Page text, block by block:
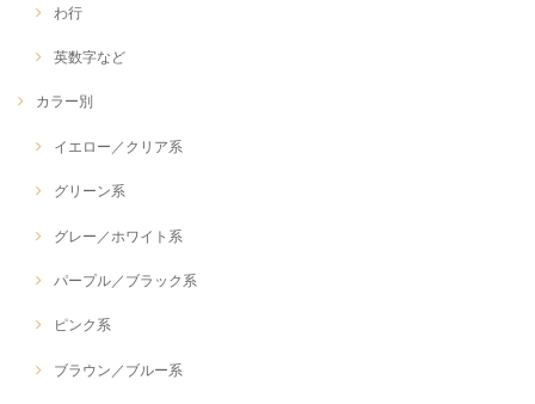
わ行
英数字など
カラー別
イエロー／クリア系
グリーン系
グレー／ホワイト系
パープル／ブラック系
ピンク系
ブラウン／ブルー系